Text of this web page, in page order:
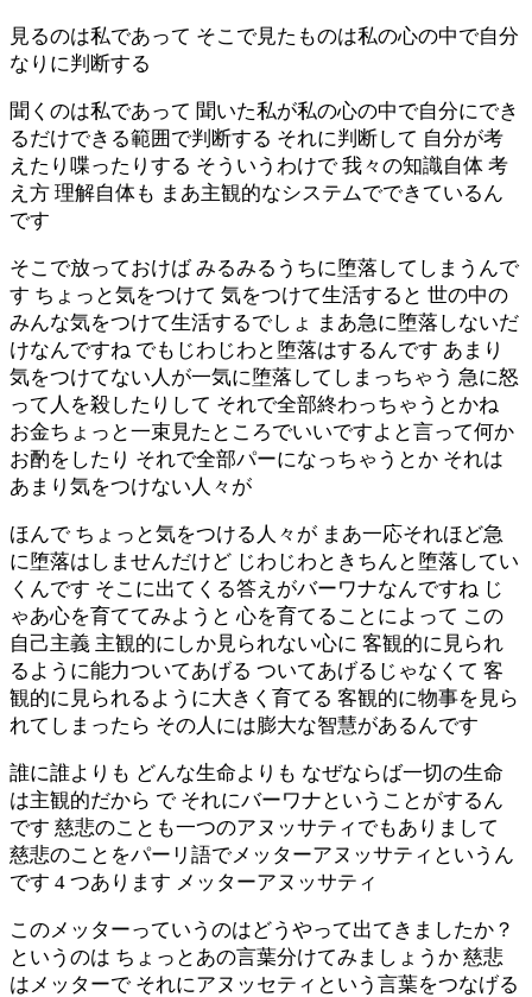
見るのは私であって そこで見たものは私の心の中で自分
なりに判断する
聞くのは私であって 聞いた私が私の心の中で自分にでき
るだけできる範囲で判断する それに判断して 自分が考
えたり喋ったりする そういうわけで 我々の知識自体 考
え方 理解自体も まあ主観的なシステムでできているん
です
そこで放っておけば みるみるうちに堕落してしまうんで
す ちょっと気をつけて 気をつけて生活すると 世の中の
みんな気をつけて生活するでしょ まあ急に堕落しないだ
けなんですね でもじわじわと堕落はするんです あまり
気をつけてない人が一気に堕落してしまっちゃう 急に怒
って人を殺したりして それで全部終わっちゃうとかね
お金ちょっと一束見たところでいいですよと言って何か
お酌をしたり それで全部パーになっちゃうとか それは
あまり気をつけない人々が
ほんで ちょっと気をつける人々が まあ一応それほど急
に堕落はしませんだけど じわじわときちんと堕落してい
くんです そこに出てくる答えがバーワナなんですね じ
ゃあ心を育ててみようと 心を育てることによって この
自己主義 主観的にしか見られない心に 客観的に見られ
るように能力ついてあげる ついてあげるじゃなくて 客
観的に見られるように大きく育てる 客観的に物事を見ら
れてしまったら その人には膨大な智慧があるんです
誰に誰よりも どんな生命よりも なぜならば一切の生命
は主観的だから で それにバーワナということがするん
です 慈悲のことも一つのアヌッサティでもありまして
慈悲のことをパーリ語でメッターアヌッサティというん
です 4 つあります メッターアヌッサティ
このメッターっていうのはどうやって出てきましたか？
というのは ちょっとあの言葉分けてみましょうか 慈悲
はメッターで それにアヌッセティという言葉をつなげる